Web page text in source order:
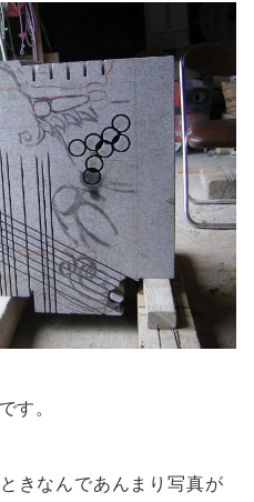
す。
きなんであんまり写真が